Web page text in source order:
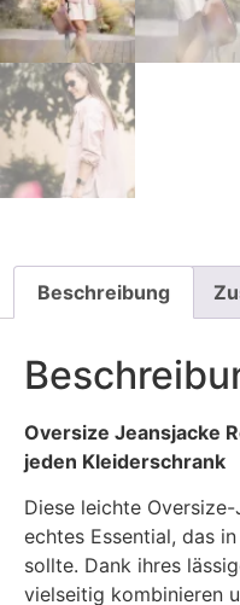
Beschreibung
Oversize Jeansjacke
jeden Kleiderschrank
Diese leichte
echtes Essential, das
sollte. Dank ihres
vielseitig kombinieren